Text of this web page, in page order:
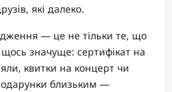
які далеко.
— це не тільки те, що
значуще: сертифікат на
квитки на концерт чи
близьким —